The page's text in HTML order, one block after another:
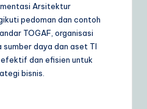
Arsitektur
pedoman dan contoh
TOGAF, organisasi
daya dan aset TI
dan efisien untuk
bisnis.